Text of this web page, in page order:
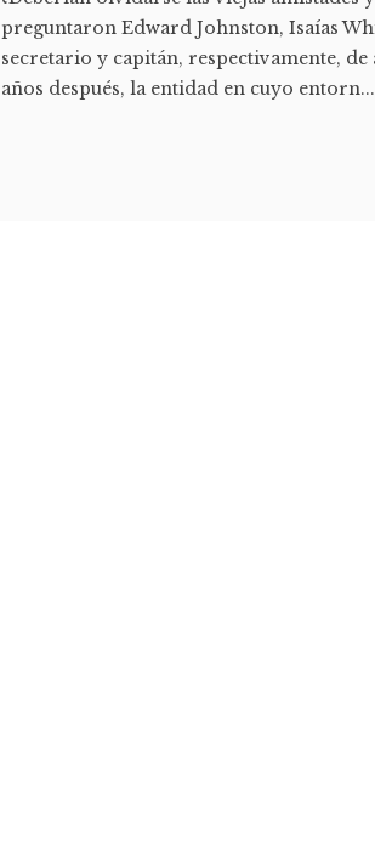
preguntaron Edward Johnston, Isaías
secretario y capitán, respectivamente,
años después, la entidad en cuyo entorn...